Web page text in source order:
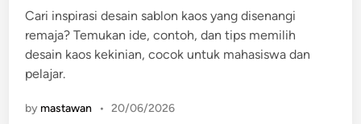
i
n
Cari inspirasi desain sablon kaos yang disenangi
remaja? Temukan ide, contoh, dan tips memilih
desain kaos kekinian, cocok untuk mahasiswa dan
pelajar.
by mastawan • 20/06/2026